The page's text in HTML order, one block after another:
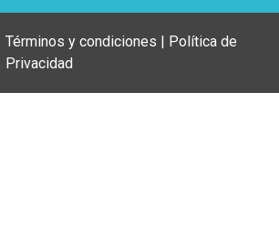
Términos y condiciones | Política de
Privacidad